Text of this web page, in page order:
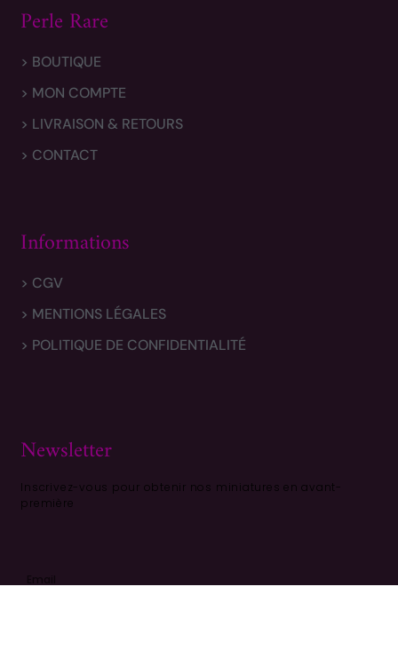
Perle Rare
> BOUTIQUE
> MON COMPTE
> LIVRAISON & RETOURS
> CONTACT
Informations
> CGV
> MENTIONS LÉGALES
> POLITIQUE DE CONFIDENTIALITÉ
Newsletter
Inscrivez-vous pour obtenir nos miniatures en avant-
première